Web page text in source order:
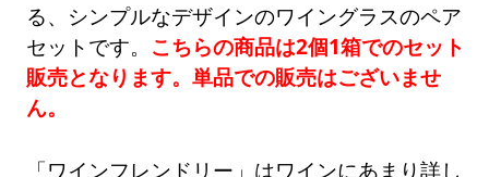
る、シンプルなデザインのワイングラスのペア
セットです。 こちらの商品は2個1箱でのセット
販売となります。単品での販売はございませ
ん。
「ワインフレンドリー」はワインにあまり詳し